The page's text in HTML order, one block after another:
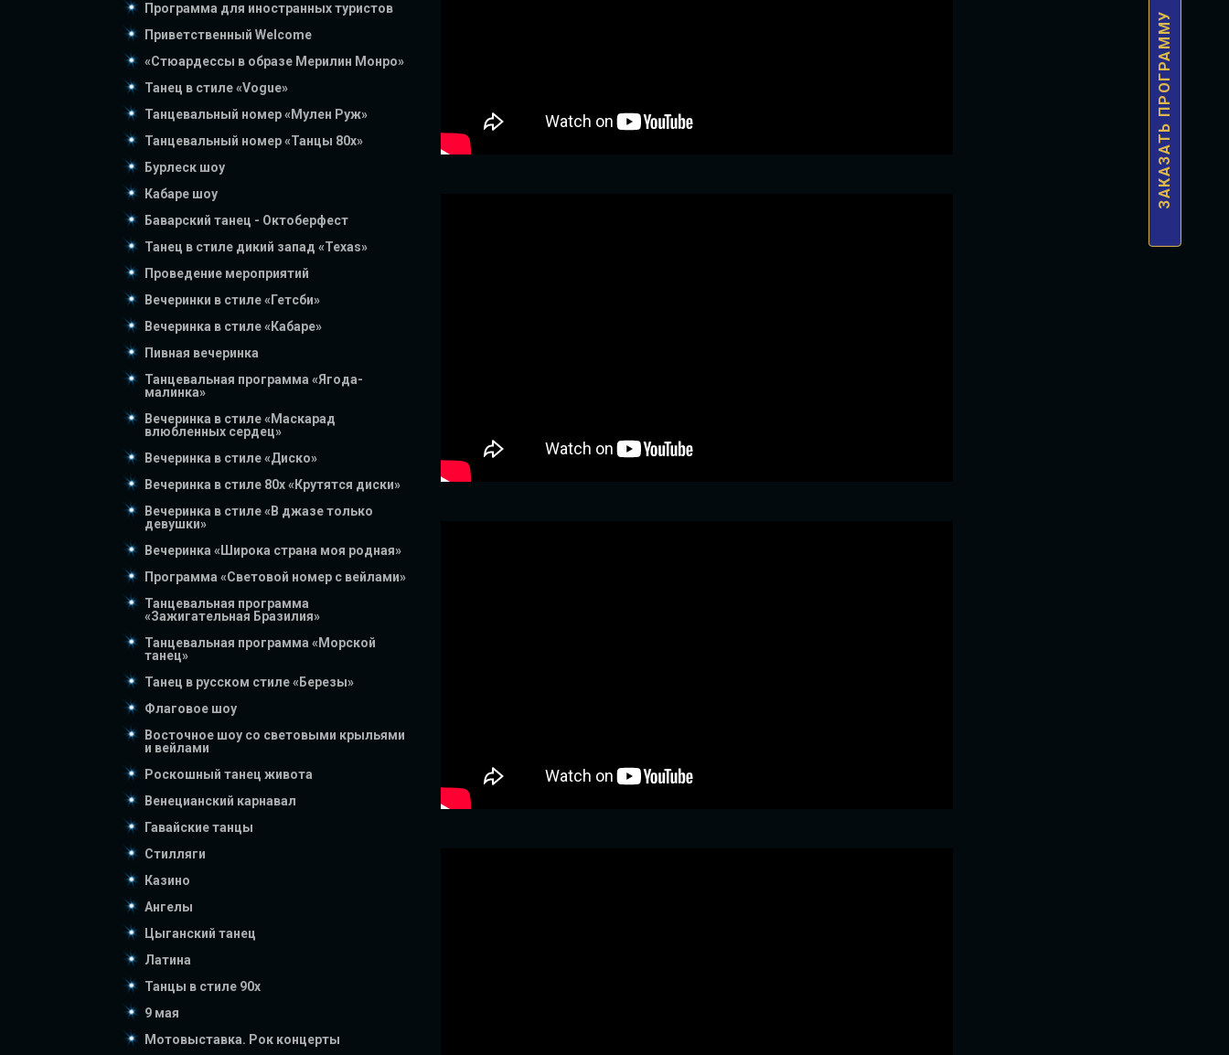
ЗАКАЗАТЬ ПРОГРАММУ
Программа для иностранных туристов
Приветственный Welcome
«Стюардессы в образе Мерилин Монро»
Танец в стиле «Vogue»
Танцевальный номер «Мулен Руж»
Танцевальный номер «Танцы 80х»
Бурлеск шоу
Кабаре шоу
Баварский танец - Октоберфест
Танец в стиле дикий запад «Texas»
Проведение мероприятий
Вечеринки в стиле «Гетсби»
Вечеринка в стиле «Кабаре»
Пивная вечеринка
Танцевальная программа «Ягода-
малинка»
Вечеринка в стиле «Маскарад
влюбленных сердец»
Вечеринка в стиле «Диско»
Вечеринка в стиле 80х «Крутятся диски»
Вечеринка в стиле «В джазе только
девушки»
Вечеринка «Широка страна моя родная»
Программа «Световой номер с вейлами»
Танцевальная программа
«Зажигательная Бразилия»
Танцевальная программа «Морской
танец»
Танец в русском стиле «Березы»
Флаговое шоу
Восточное шоу со световыми крыльями
и вейлами
Роскошный танец живота
Венецианский карнавал
Гавайские танцы
Стилляги
Казино
Ангелы
Цыганский танец
Латина
Танцы в стиле 90х
9 мая
Мотовыставка. Рок концерты